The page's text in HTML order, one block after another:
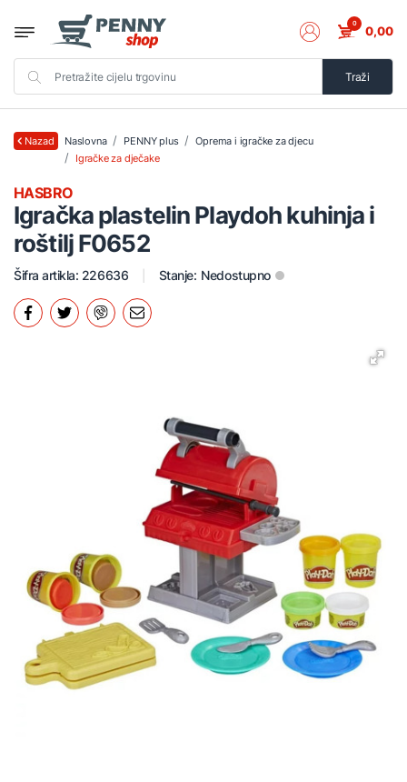
Traži
0 0,00
Nazad Naslovna PENNY plus
Oprema i igračke za djecu
Igračke za dječake
Igračka plastelin Playdoh kuhinja i
roštilj F0652
HASBRO
Šifra artikla: 226636 Stanje: Nedostupno